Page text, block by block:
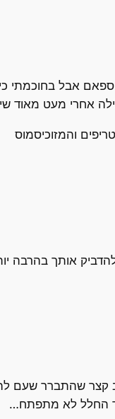
והמזוכיסמוס
להדביק אותך בהרבה
קצר שהתברר שעם
החלל לא מתפתח…